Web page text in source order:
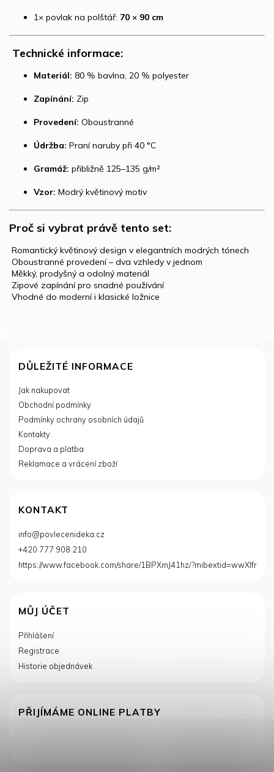
1× povlak na polštář: 70 × 90 cm
Technické informace:
Materiál: 80 % bavlna, 20 % polyester
Zapínání: Zip
Provedení: Oboustranné
Údržba: Praní naruby při 40 °C
Gramáž: přibližně 125–135 g/m²
Vzor: Modrý květinový motiv
Proč si vybrat právě tento set:
️ Romantický květinový design v elegantních modrých tónech
️ Oboustranné provedení – dva vzhledy v jednom
️ Měkký, prodyšný a odolný materiál
️ Zipové zapínání pro snadné používání
️ Vhodné do moderní i klasické ložnice
DŮLEŽITÉ INFORMACE
Jak nakupovat
Obchodní podmínky
Podmínky ochrany osobních údajů
Kontakty
Doprava a platba
Reklamace a vrácení zboží
KONTAKT
info@povlecenideka.cz
+420 777 908 210
https://www.facebook.com/share/1BPXmJ41hz/?mibextid=wwXIfr
MŮJ ÚČET
Přihlášení
Registrace
Historie objednávek
PŘIJÍMÁME ONLINE PLATBY